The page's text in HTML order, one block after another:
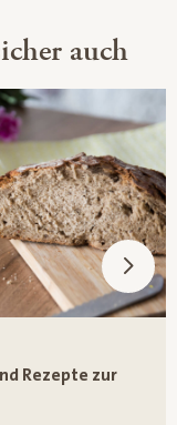
auch
Rezepte zur